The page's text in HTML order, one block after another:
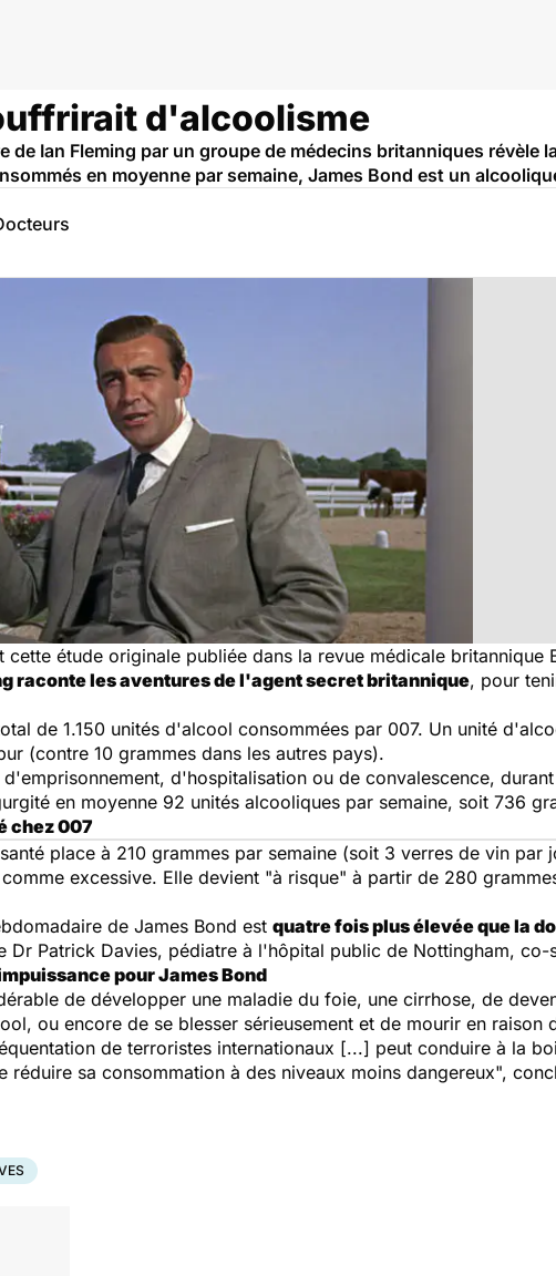
d'alcoolisme
de Ian Fleming par un groupe de médecins britanniques révèle
en moyenne par semaine, James Bond est un
cette étude originale publiée dans la revue médicale britannique
raconte les aventures de l'agent secret britannique, pour
de 1.150 unités d'alcool consommées par 007. Un unité
(contre 10 grammes dans les autres pays).
d'hospitalisation ou de convalescence,
en moyenne 92 unités alcooliques par semaine, soit 736
chez 007
place à 210 grammes par semaine (soit 3 verres de vin par
excessive. Elle devient "à risque" à partir de 280
de James Bond est quatre fois plus élevée que la
Dr Patrick Davies, pédiatre à l'hôpital public de Nottingham,
pour James Bond
de développer une maladie du foie, une cirrhose, de
ou encore de se blesser sérieusement et de mourir en raison
de terroristes internationaux [...] peut conduire à la
sa consommation à des niveaux moins dangereux",